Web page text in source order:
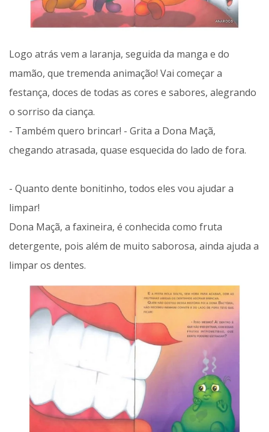
Logo atrás vem a laranja, seguida da manga e do
mamão, que tremenda animação! Vai começar a
festança, doces de todas as cores e sabores, alegrando
o sorriso da ciança.
- Também quero brincar! - Grita a Dona Maçã,
chegando atrasada, quase esquecida do lado de fora.
- Quanto dente bonitinho, todos eles vou ajudar a
limpar!
Dona Maçã, a faxineira, é conhecida como fruta
detergente, pois além de muito saborosa, ainda ajuda a
limpar os dentes.